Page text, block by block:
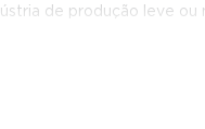
de produção leve ou